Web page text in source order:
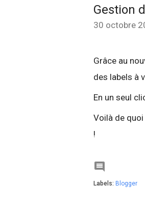
Gestion
30 octobre
Grâce au
des labels à
En un seul
Voilà de
!

Labels: Blogger